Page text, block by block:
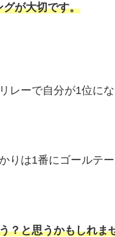
が大切です。
レーで自分が1位に
りは1番にゴールテ
？と思うかもしれま